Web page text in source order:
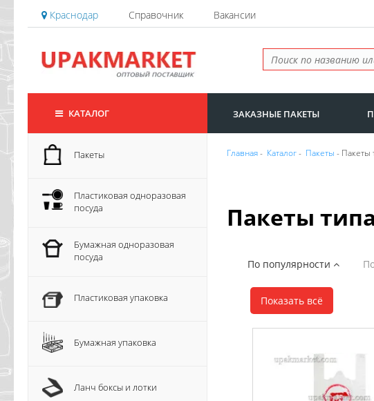
Краснодар Справочник Вакансии
КАТАЛОГ ЗАКАЗНЫЕ ПАКЕТЫ
Пакеты
Пластиковая одноразовая
посуда
Бумажная одноразовая
посуда
Пластиковая упаковка
Бумажная упаковка
Ланч боксы и лотки
Главная- Каталог- Пакеты - Пакеты
Пакеты
По популярности
Показать всё